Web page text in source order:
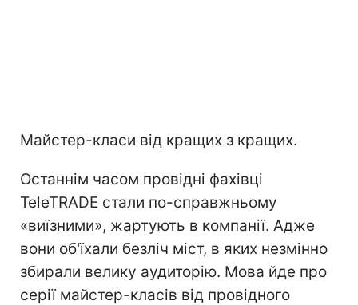
Майстер-класи від кращих з кращих.
Останнім часом провідні фахівці
TeleTRADE стали по-справжньому
«виїзними», жартують в компанії. Адже
вони об'їхали безліч міст, в яких незмінно
збирали велику аудиторію. Мова йде про
серії майстер-класів від провідного